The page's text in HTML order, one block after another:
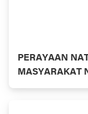
PERAYAAN NATAL ORGANISASI
MASYARAKAT NIAS BINJAI DAN
(PMN-BS)